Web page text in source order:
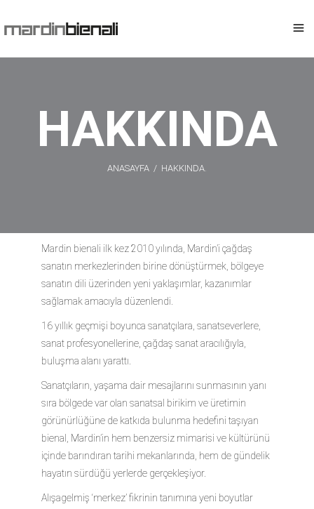
HAKKINDA
ANASAYFA / HAKKINDA.
Mardin bienali ilk kez 2010 yılında, Mardin’i çağdaş
sanatın merkezlerinden birine dönüştürmek, bölgeye
sanatın dili üzerinden yeni yaklaşımlar, kazanımlar
sağlamak amacıyla düzenlendi.
16 yıllık geçmişi boyunca sanatçılara, sanatseverlere,
sanat profesyonellerine, çağdaş sanat aracılığıyla,
buluşma alanı yarattı.
Sanatçıların, yaşama dair mesajlarını sunmasının yanı
sıra bölgede var olan sanatsal birikim ve üretimin
görünürlüğüne de katkıda bulunma hedefini taşıyan
bienal, Mardin’in hem benzersiz mimarisi ve kültürünü
içinde barındıran tarihi mekanlarında, hem de gündelik
hayatın sürdüğü yerlerde gerçekleşiyor.
Alışagelmiş ‘merkez’ fikrinin tanımına yeni boyutlar